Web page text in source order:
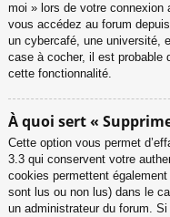
moi » lors de votre connexion
vous accédez au forum
un cybercafé, une université,
case à cocher, il est probable
cette fonctionnalité.
À quoi sert «
Cette option vous permet
3.3 qui conservent votre
cookies permettent
sont lus ou non lus) dans le
un administrateur du forum.